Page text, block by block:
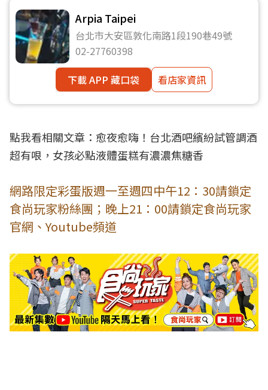
Arpia Taipei
台北市大安區敦化南路1段190巷49號
02-27760398
下載 APP 藏口袋
看店家資訊
點我看相關文章： 愈夜愈嗨！台北酒吧繽紛試管調酒
超有哏，女孩必點液體蛋糕有濃濃焦糖香
網路限定彩蛋版週一至週四中午12：30請鎖定
食尚玩家粉絲團；晚上21：00請鎖定食尚玩家
官網、Youtube頻道